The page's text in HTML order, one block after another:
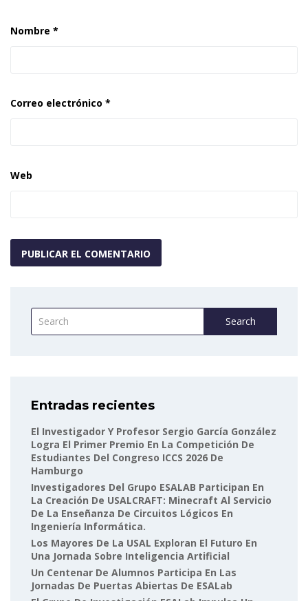
Nombre *
Correo electrónico *
Web
Search
Entradas recientes
El Investigador Y Profesor Sergio García González
Logra El Primer Premio En La Competición De
Estudiantes Del Congreso ICCS 2026 De
Hamburgo
Investigadores Del Grupo ESALAB Participan En
La Creación De USALCRAFT: Minecraft Al Servicio
De La Enseñanza De Circuitos Lógicos En
Ingeniería Informática.
Los Mayores De La USAL Exploran El Futuro En
Una Jornada Sobre Inteligencia Artificial
Un Centenar De Alumnos Participa En Las
Jornadas De Puertas Abiertas De ESALab